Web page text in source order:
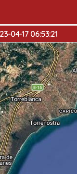
04-17 06:53:21